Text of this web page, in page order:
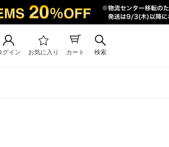
グイン お気に入り カート 検索